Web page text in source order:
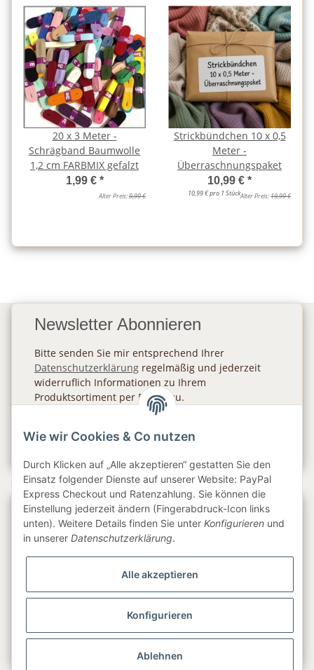
20 x 3 Meter -
Schrägband Baumwolle
1,2 cm FARBMIX gefalzt
1,99 € *
Alter Preis:9,99 €
Strickbündchen 10 x 0,5
Meter -
Überraschnungspaket
10,99 € *
10,99 € pro 1 StückAlter Preis:19,99 €
Newsletter Abonnieren
Bitte senden Sie mir entsprechend Ihrer
Datenschutzerklärung regelmäßig und jederzeit
widerruflich Informationen zu Ihrem
Produktsortiment per E-Mail zu.
Gesetzliche Informationen
Wie wir Cookies & Co nutzen
Durch Klicken auf „Alle akzeptieren“ gestatten Sie den
Einsatz folgender Dienste auf unserer Website: PayPal
Express Checkout und Ratenzahlung. Sie können die
Einstellung jederzeit ändern (Fingerabdruck-Icon links
unten). Weitere Details finden Sie unter Konfigurieren und
in unserer Datenschutzerklärung.
Alle akzeptieren
Konfigurieren
Ablehnen